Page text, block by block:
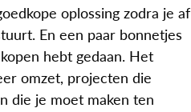
oplossing zodra je af
En een paar bonnetjes
hebt gedaan. Het
omzet, projecten die
die je moet maken ten